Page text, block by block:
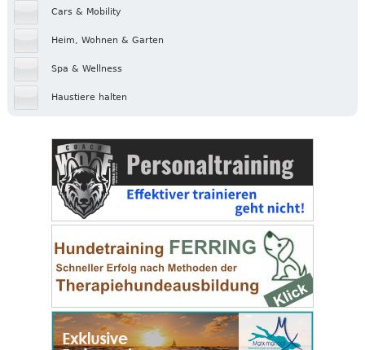
Cars & Mobility
Heim, Wohnen & Garten
Spa & Wellness
Haustiere halten